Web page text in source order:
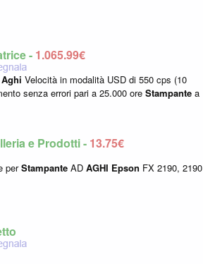
- 1.065,99€
Aghi Velocità in modalità USD di 550 cps (10
senza errori pari a 25.000 ore Stampante a
e Prodotti - 13,75€
perStampante AD AGHI Epson FX 2190, 2190